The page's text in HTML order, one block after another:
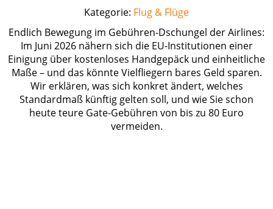
Kategorie: Flug & Flüge
Endlich Bewegung im Gebühren-Dschungel der Airlines:
Im Juni 2026 nähern sich die EU-Institutionen einer
Einigung über kostenloses Handgepäck und einheitliche
Maße – und das könnte Vielfliegern bares Geld sparen.
Wir erklären, was sich konkret ändert, welches
Standardmaß künftig gelten soll, und wie Sie schon
heute teure Gate-Gebühren von bis zu 80 Euro
vermeiden.